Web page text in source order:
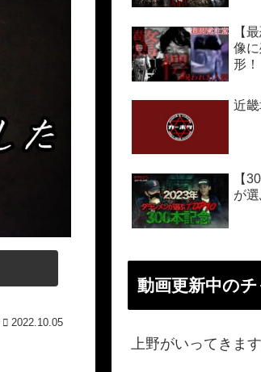
2022.10.05
【
像
形！
近
【
が
動画更新中の
上野がいってきます